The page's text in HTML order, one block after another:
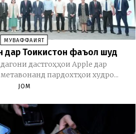
МУВАФФАҚИЯТ
дар Тоҷикистон фаъол шуд
дастгоҳҳои Apple дар
пардохтҳои худро...
JOM